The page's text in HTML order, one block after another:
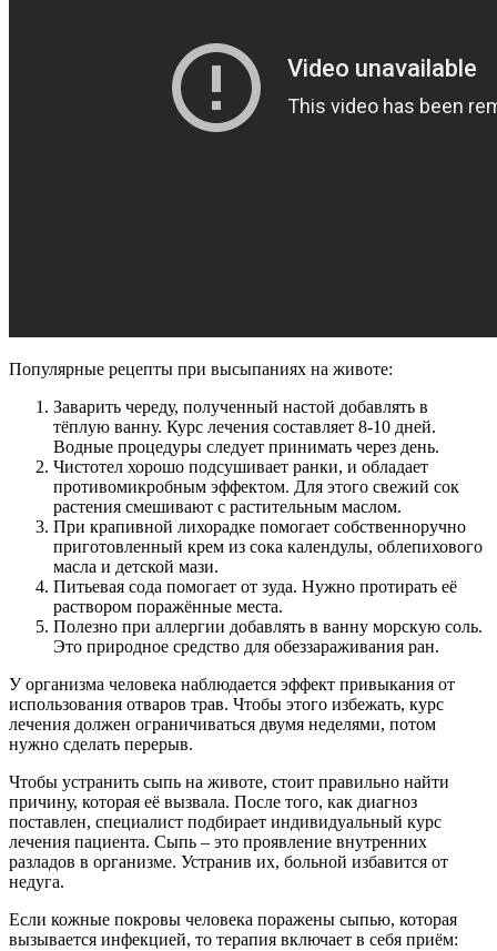
Популярные рецепты при высыпаниях на животе:
Заварить череду, полученный настой добавлять в
тёплую ванну. Курс лечения составляет 8-10 дней.
Водные процедуры следует принимать через день.
Чистотел хорошо подсушивает ранки, и обладает
противомикробным эффектом. Для этого свежий сок
растения смешивают с растительным маслом.
При крапивной лихорадке помогает собственноручно
приготовленный крем из сока календулы, облепихового
масла и детской мази.
Питьевая сода помогает от зуда. Нужно протирать её
раствором поражённые места.
Полезно при аллергии добавлять в ванну морскую соль.
Это природное средство для обеззараживания ран.
У организма человека наблюдается эффект привыкания от
использования отваров трав. Чтобы этого избежать, курс
лечения должен ограничиваться двумя неделями, потом
нужно сделать перерыв.
Чтобы устранить сыпь на животе, стоит правильно найти
причину, которая её вызвала. После того, как диагноз
поставлен, специалист подбирает индивидуальный курс
лечения пациента. Сыпь – это проявление внутренних
разладов в организме. Устранив их, больной избавится от
недуга.
Если кожные покровы человека поражены сыпью, которая
вызывается инфекцией, то терапия включает в себя приём: